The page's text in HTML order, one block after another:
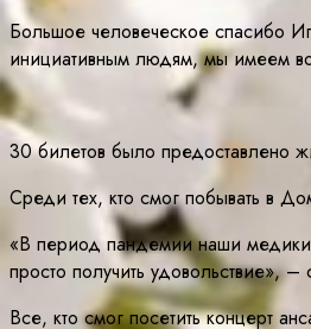
Большое человеческое спасибо
инициативным людям, мы имеем
30 билетов было предоставлено
Среди тех, кто смог побывать в
«В период пандемии наши медики
просто получить удовольствие»,
Все, кто смог посетить концерт